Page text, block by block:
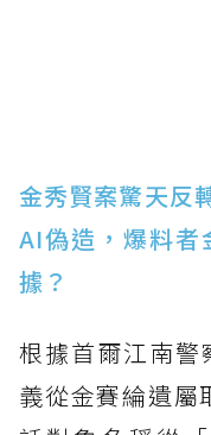
金秀賢案驚天反
AI偽造，爆料者
據？
根據首爾江南警
義從金賽綸遺屬